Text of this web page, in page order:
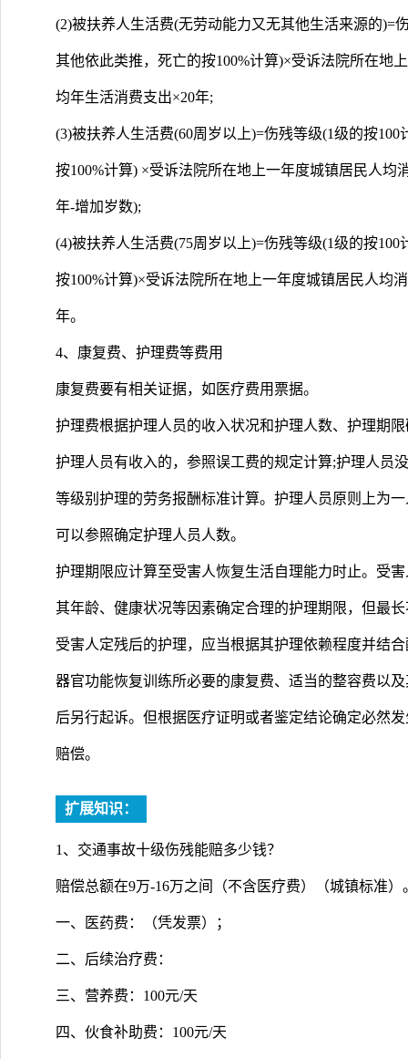
(2)被扶养人生活费(无劳动能力又无其他生活来源的)=
其他依此类推，死亡的按100%计算)×受诉法院所在地
均年生活消费支出×20年;
(3)被扶养人生活费(60周岁以上)=伤残等级(1级的按
按100%计算) ×受诉法院所在地上一年度城镇居民人均
年-增加岁数);
(4)被扶养人生活费(75周岁以上)=伤残等级(1级的按
按100%计算)×受诉法院所在地上一年度城镇居民人均
年。
4、康复费、护理费等费用
康复费要有相关证据，如医疗费用票据。
护理费根据护理人员的收入状况和护理人数、护理期
护理人员有收入的，参照误工费的规定计算;护理人员
等级别护理的劳务报酬标准计算。护理人员原则上为
可以参照确定护理人员人数。
护理期限应计算至受害人恢复生活自理能力时止。受
其年龄、健康状况等因素确定合理的护理期限，但最
受害人定残后的护理，应当根据其护理依赖程度并结
器官功能恢复训练所必要的康复费、适当的整容费以
后另行起诉。但根据医疗证明或者鉴定结论确定必然
赔偿。
扩展知识：
1、交通事故十级伤残能赔多少钱？
赔偿总额在9万-16万之间（不含医疗费）（城镇标准）
一、医药费：（凭发票）；
二、后续治疗费：
三、营养费：100元/天
四、伙食补助费：100元/天